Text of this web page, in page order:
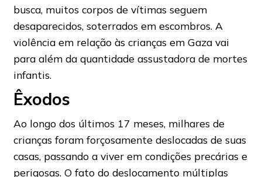
busca, muitos corpos de vítimas seguem
desaparecidos, soterrados em escombros. A
violência em relação às crianças em Gaza vai
para além da quantidade assustadora de mortes
infantis.
Êxodos
Ao longo dos últimos 17 meses, milhares de
crianças foram forçosamente deslocadas de suas
casas, passando a viver em condições precárias e
perigosas. O fato do deslocamento múltiplas